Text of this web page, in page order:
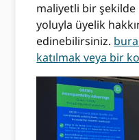
maliyetli bir
yoluyla üyelik
edinebilirsiniz.
katılmak veya bir